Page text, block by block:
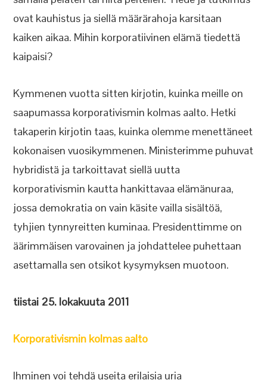
ovat kauhistus ja siellä määrärahoja karsitaan
kaiken aikaa. Mihin korporatiivinen elämä tiedettä
kaipaisi?
Kymmenen vuotta sitten kirjotin, kuinka meille on
saapumassa korporativismin kolmas aalto. Hetki
takaperin kirjotin taas, kuinka olemme menettäneet
kokonaisen vuosikymmenen. Ministerimme puhuvat
hybridistä ja tarkoittavat siellä uutta
korporativismin kautta hankittavaa elämänuraa,
jossa demokratia on vain käsite vailla sisältöä,
tyhjien tynnyreitten kuminaa. Presidenttimme on
äärimmäisen varovainen ja johdattelee puhettaan
asettamalla sen otsikot kysymyksen muotoon.
tiistai 25. lokakuuta 2011
Korporativismin kolmas aalto
Ihminen voi tehdä useita erilaisia uria